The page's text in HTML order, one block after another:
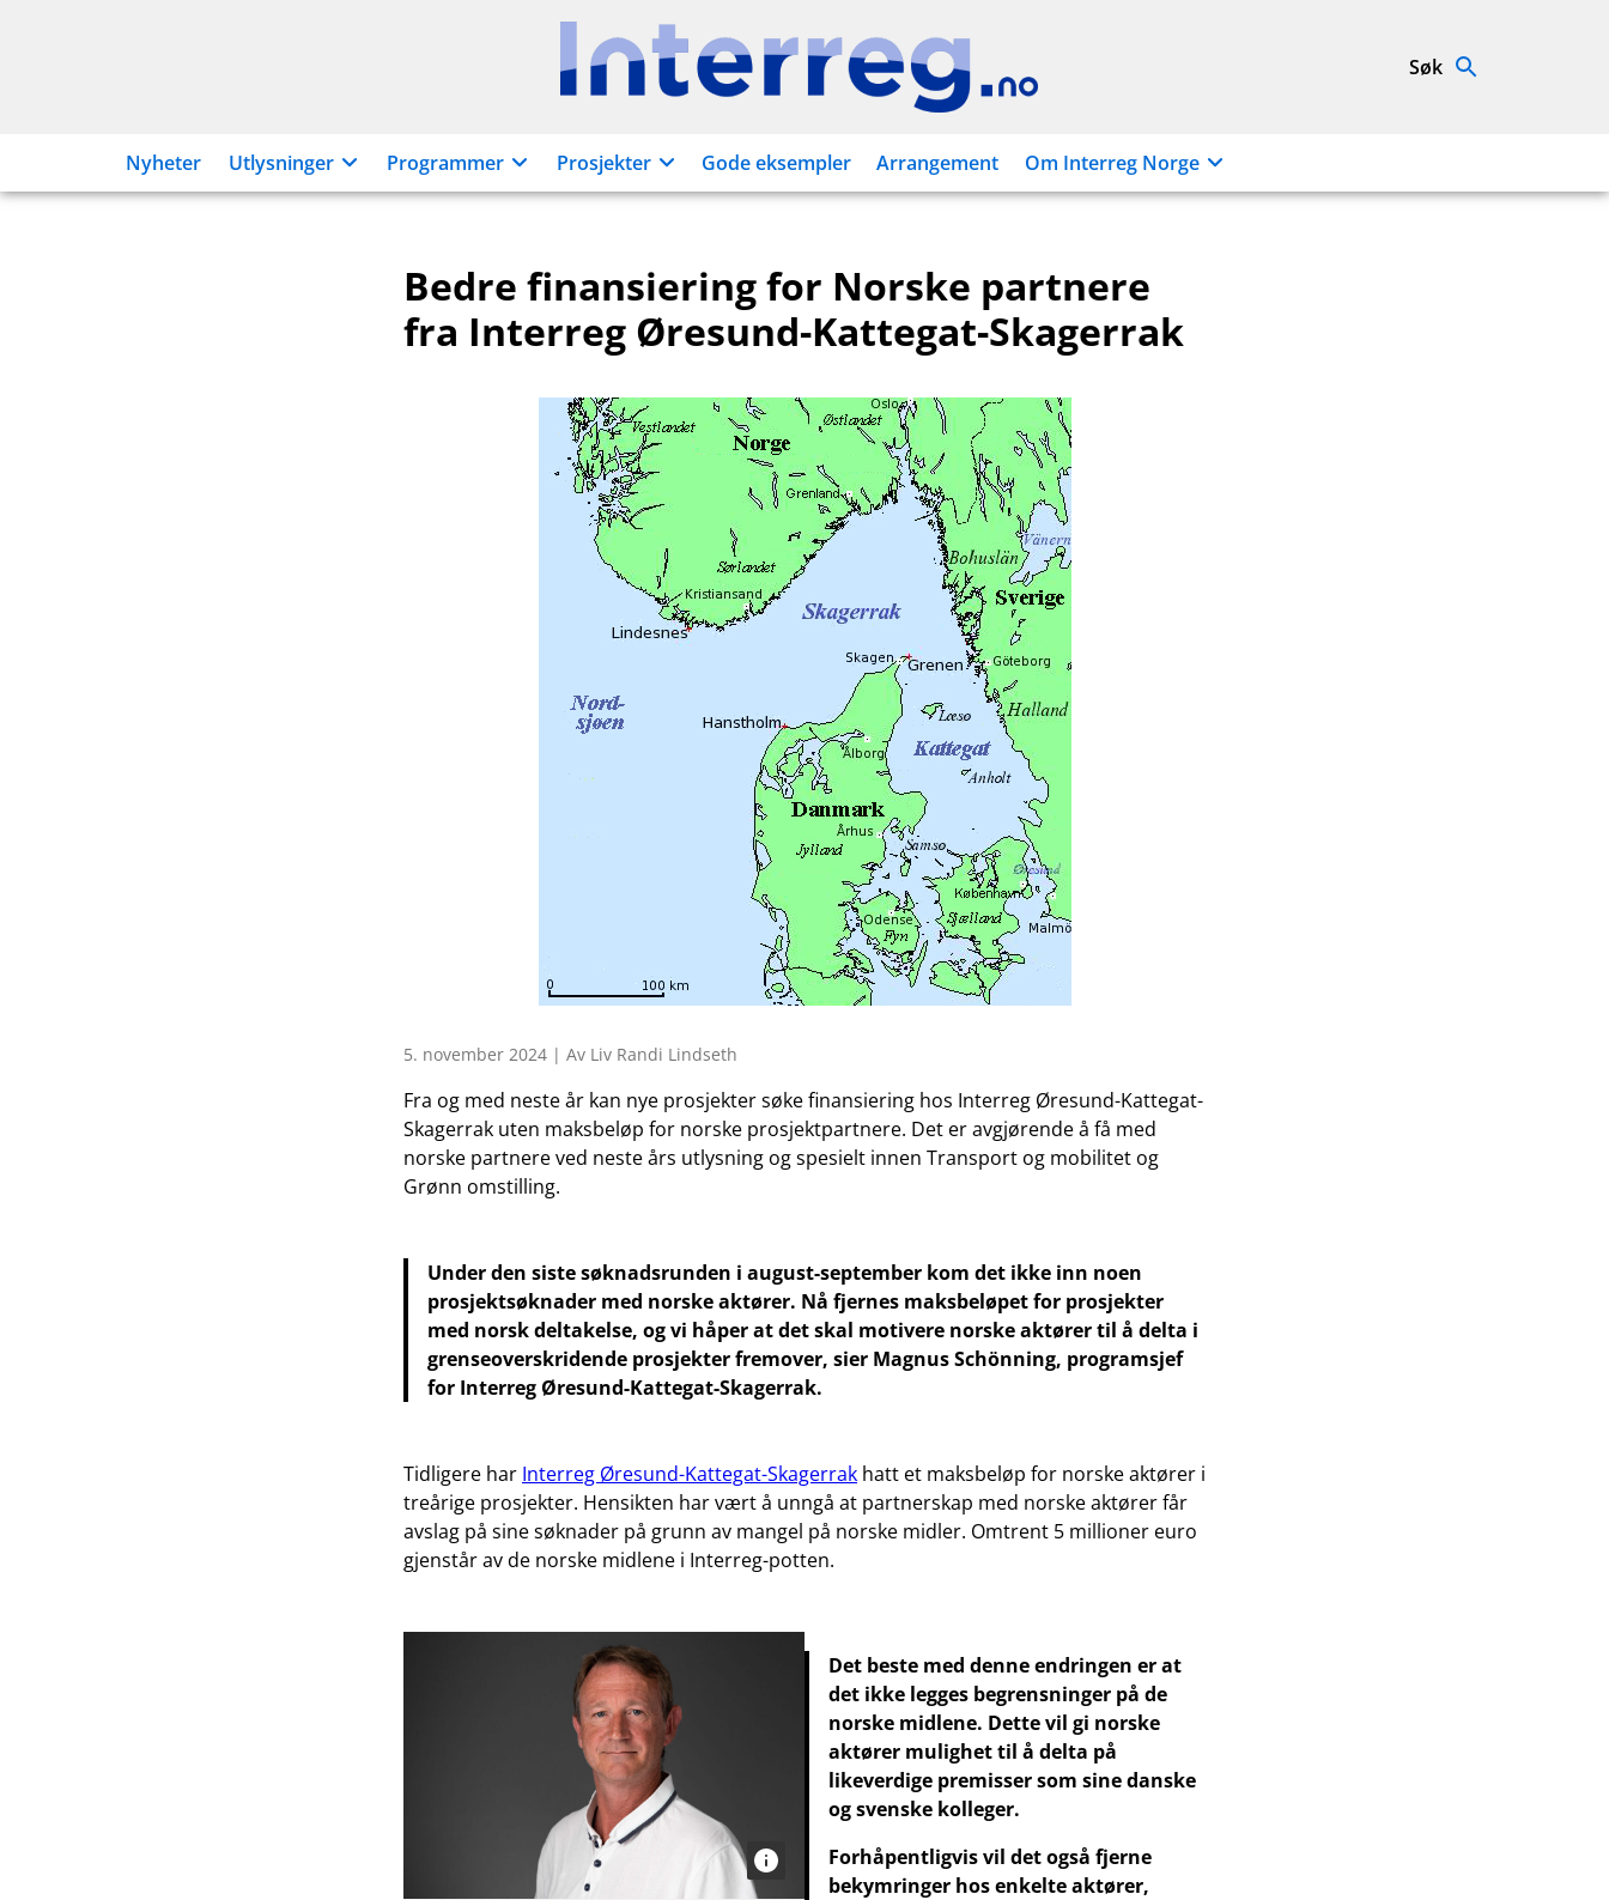
Interreg.no Søk
Nyheter Utlysninger Programmer Prosjekter Gode eksempler Arrangement Om Interreg Norge
Bedre finansiering for Norske partnere
fra Interreg Øresund-Kattegat-Skagerrak
5. november 2024 | Av Liv Randi Lindseth
Fra og med neste år kan nye prosjekter søke finansiering hos Interreg Øresund-Kattegat-
Skagerrak uten maksbeløp for norske prosjektpartnere. Det er avgjørende å få med
norske partnere ved neste års utlysning og spesielt innen Transport og mobilitet og
Grønn omstilling.
Under den siste søknadsrunden i august-september kom det ikke inn noen
prosjektsøknader med norske aktører. Nå fjernes maksbeløpet for prosjekter
med norsk deltakelse, og vi håper at det skal motivere norske aktører til å delta i
grenseoverskridende prosjekter fremover, sier Magnus Schönning, programsjef
for Interreg Øresund-Kattegat-Skagerrak.
Tidligere har Interreg Øresund-Kattegat-Skagerrak hatt et maksbeløp for norske aktører i
treårige prosjekter. Hensikten har vært å unngå at partnerskap med norske aktører får
avslag på sine søknader på grunn av mangel på norske midler. Omtrent 5 millioner euro
gjenstår av de norske midlene i Interreg-potten.
Det beste med denne endringen er at
det ikke legges begrensninger på de
norske midlene. Dette vil gi norske
aktører mulighet til å delta på
likeverdige premisser som sine danske
og svenske kolleger.
Forhåpentligvis vil det også fjerne
bekymringer hos enkelte aktører,